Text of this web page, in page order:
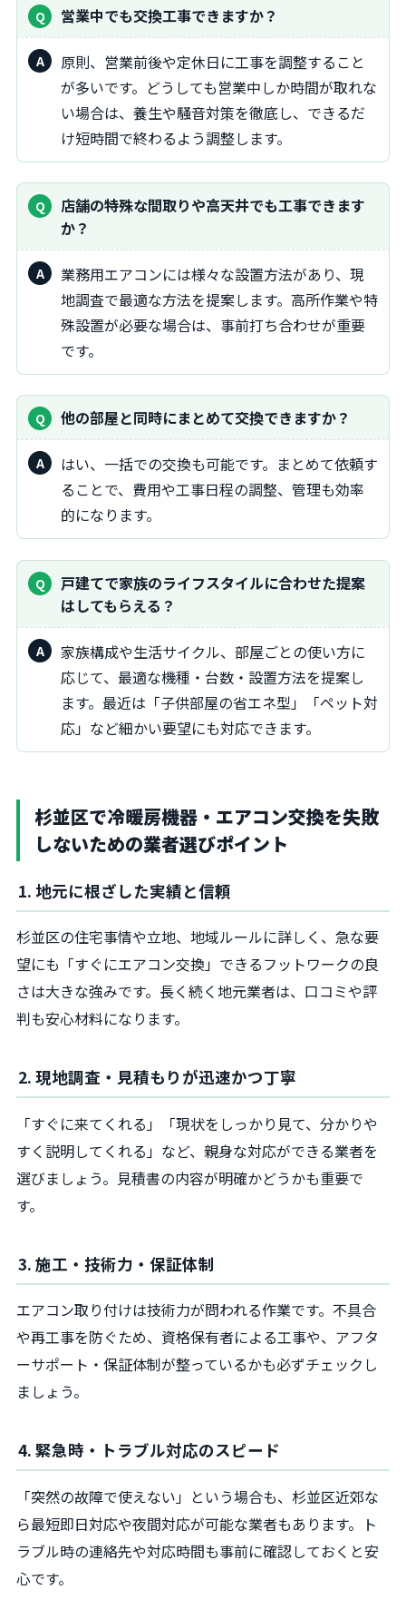
営業中でも交換工事できますか？
原則、営業前後や定休日に工事を調整すること
が多いです。どうしても営業中しか時間が取れな
い場合は、養生や騒音対策を徹底し、できるだ
け短時間で終わるよう調整します。
店舗の特殊な間取りや高天井でも工事できます
か？
業務用エアコンには様々な設置方法があり、現
地調査で最適な方法を提案します。高所作業や特
殊設置が必要な場合は、事前打ち合わせが重要
です。
他の部屋と同時にまとめて交換できますか？
はい、一括での交換も可能です。まとめて依頼す
ることで、費用や工事日程の調整、管理も効率
的になります。
戸建てで家族のライフスタイルに合わせた提案
はしてもらえる？
家族構成や生活サイクル、部屋ごとの使い方に
応じて、最適な機種・台数・設置方法を提案し
ます。最近は「子供部屋の省エネ型」「ペット対
応」など細かい要望にも対応できます。
杉並区で冷暖房機器・エアコン交換を失敗
しないための業者選びポイント
1. 地元に根ざした実績と信頼
杉並区の住宅事情や立地、地域ルールに詳しく、急な要
望にも「すぐにエアコン交換」できるフットワークの良
さは大きな強みです。長く続く地元業者は、口コミや評
判も安心材料になります。
2. 現地調査・見積もりが迅速かつ丁寧
「すぐに来てくれる」「現状をしっかり見て、分かりや
すく説明してくれる」など、親身な対応ができる業者を
選びましょう。見積書の内容が明確かどうかも重要で
す。
3. 施工・技術力・保証体制
エアコン取り付けは技術力が問われる作業です。不具合
や再工事を防ぐため、資格保有者による工事や、アフタ
ーサポート・保証体制が整っているかも必ずチェックし
ましょう。
4. 緊急時・トラブル対応のスピード
「突然の故障で使えない」という場合も、杉並区近郊な
ら最短即日対応や夜間対応が可能な業者もあります。ト
ラブル時の連絡先や対応時間も事前に確認しておくと安
心です。